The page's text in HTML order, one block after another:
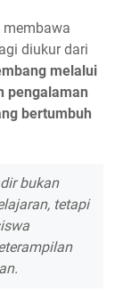
membawa
diukur dari
melalui
pengalaman
bertumbuh
bukan
tetapi